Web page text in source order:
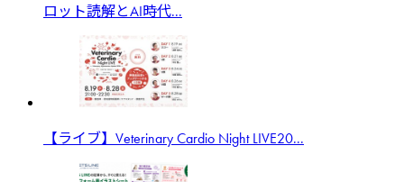
ロット読解とAI時代...
【ライブ】Veterinary Cardio Night LIVE20...